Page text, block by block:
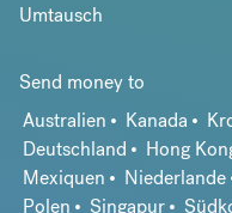
Umtausch
Send money to
Australien
Kanada
Deutschland
Hong
Mexiquen
Niederlande
Polen
Singapur